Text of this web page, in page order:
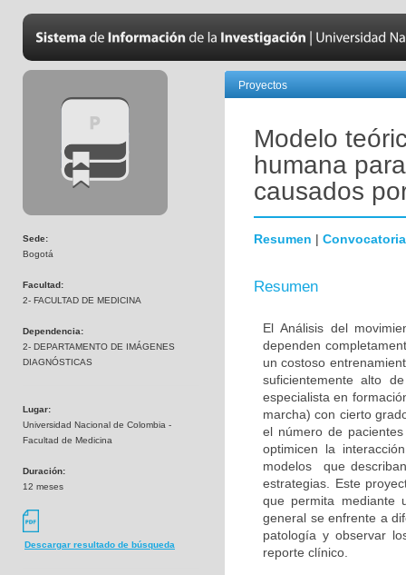
Sede:
Bogotá
Facultad:
2- FACULTAD DE MEDICINA
Dependencia:
2- DEPARTAMENTO DE IMÁGENES
DIAGNÓSTICAS
Lugar:
Universidad Nacional de Colombia -
Facultad de Medicina
Duración:
12 meses
Descargar resultado de búsqueda
Proyectos
Modelo
humana
causados
Resumen | Convocatoria
Resumen
El Análisis del
dependen
un costoso
suficientemente alto
especialista en
marcha) con cierto
el número de
optimicen la
modelos que
estrategias. Este
que permita mediante
general se enfrente a
patología y observar
reporte clínico.